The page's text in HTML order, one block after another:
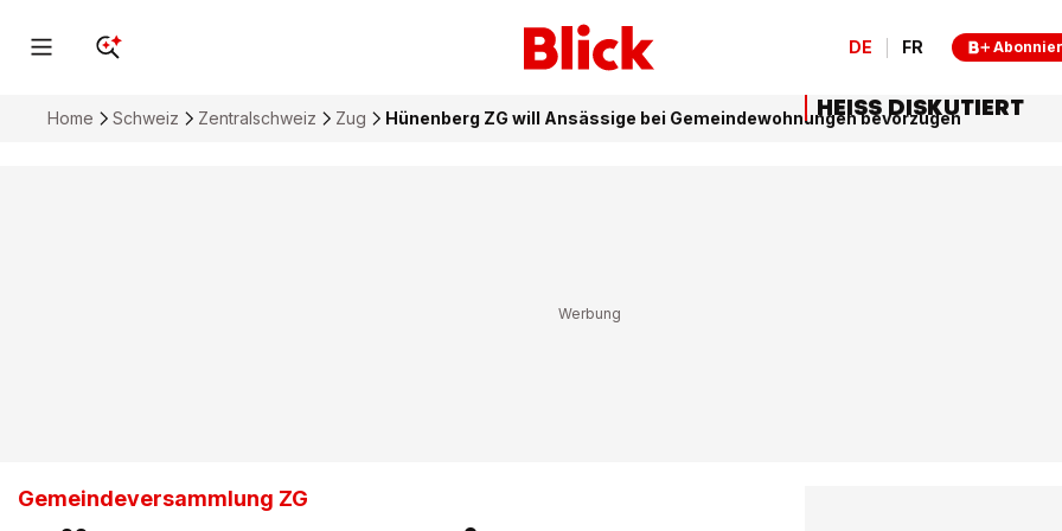
DE FR
Home Schweiz Zentralschweiz Zug Hünenberg ZG will Ansässige bei Gemeindewohnungen bevorzugen
Gemeindeversammlung ZG
HEISS DISKUTIERT